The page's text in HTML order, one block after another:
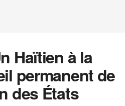
Haïtien à la
permanent de
des États